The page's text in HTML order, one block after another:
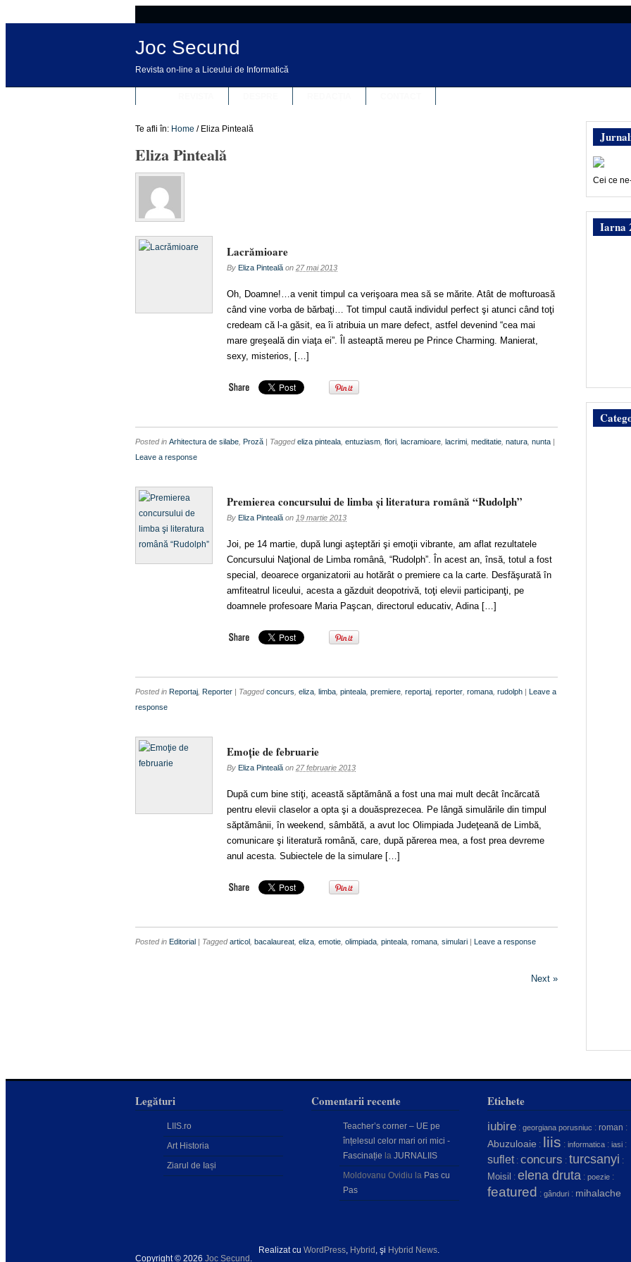
Joc Secund
Revista on-line a Liceului de Informatică
Te afli în: Home / Eliza Pinteală
Eliza Pinteală
Lacrămioare
By Eliza Pinteală on 27 mai 2013
Oh, Doamne!…a venit timpul ca verişoara mea să se mărite. Atât de mofturoasă
când vine vorba de bărbaţi… Tot timpul caută individul perfect şi atunci când toţi
credeam că l-a găsit, ea îi atribuia un mare defect, astfel devenind “cea mai
mare greşeală din viaţa ei”. Îl asteaptă mereu pe Prince Charming. Manierat,
sexy, misterios, […]
Posted in Arhitectura de silabe Proză | Taggedeliza pinteala entuziasm flori lacramioare lacrimi meditatie natura nunta |
Leave a response
Premierea concursului de limba şi literatura română “Rudolph”
By Eliza Pinteală on 19 martie 2013
Joi, pe 14 martie, după lungi aşteptări şi emoţii vibrante, am aflat rezultatele
Concursului Naţional de Limba românâ, “Rudolph”. În acest an, însă, totul a fost
special, deoarece organizatorii au hotărât o premiere ca la carte. Desfăşurată în
amfiteatrul liceului, acesta a găzduit deopotrivă, toţi elevii participanţi, pe
doamnele profesoare Maria Paşcan, directorul educativ, Adina […]
Posted in Reportaj Reporter | Taggedconcurs eliza limba pinteala premiere reportaj reporter romana rudolph | Leave a
response
Emoţie de februarie
By Eliza Pinteală on 27 februarie 2013
După cum bine stiţi, această săptămână a fost una mai mult decât încărcată
pentru elevii claselor a opta şi a douăsprezecea. Pe lângă simulările din timpul
săptămânii, în weekend, sâmbătă, a avut loc Olimpiada Judeţeană de Limbă,
comunicare şi literatură română, care, după părerea mea, a fost prea devreme
anul acesta. Subiectele de la simulare […]
Posted in Editorial | Taggedarticol bacalaureat eliza emotie olimpiada pinteala romana simulari | Leave a response
Next »
Cei ce
Iarna
Legături
LIIS.ro
Art Historia
Ziarul de Iași
Comentarii recente
Teacher’s corner – UE pe
înțelesul celor mari ori mici -
Fascinație la JURNALIIS
Moldovanu Ovidiu la Pas cu
Pas
Etichete
iubire : georgiana porusniuc : roman :
Abuzuloaie : liis : informatica : iasi :
suflet: concurs : turcsanyi :
Moisil : elena druta : poezie :
featured : gânduri : mihalache
Copyright © 2026 Joc Secund .
Realizat cu WordPress, Hybrid , şi Hybrid News.